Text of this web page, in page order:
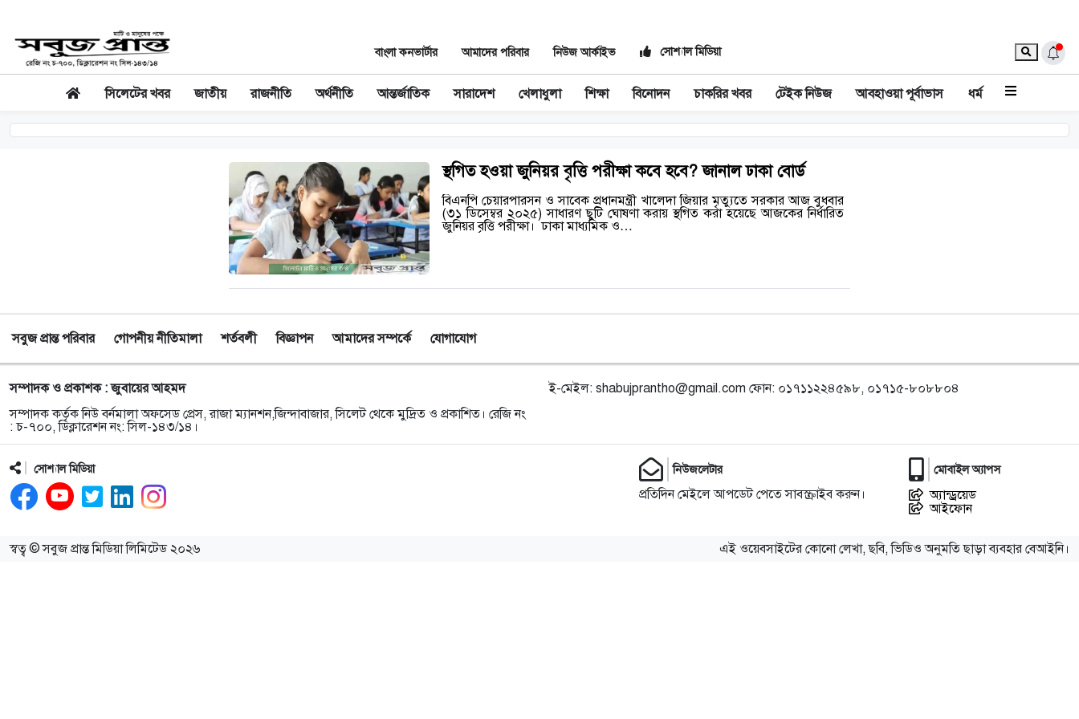
বাংলা কনভার্টার আমাদের পরিবার নিউজ আর্কাইভ সোশ্যাল মিডিয়া
সিলেটের খবর জাতীয় রাজনীতি অর্থনীতি আন্তর্জাতিক সারাদেশ খেলাধুলা শিক্ষা বিনোদন চাকরির খবর টেইক নিউজ আবহাওয়া পূর্বাভাস ধর্ম
স্থগিত হওয়া জুনিয়র বৃত্তি পরীক্ষা কবে হবে? জানাল ঢাকা বোর্ড
বিএনপি চেয়ারপারসন ও সাবেক প্রধানমন্ত্রী খালেদা জিয়ার মৃত্যুতে সরকার আজ বুধবার
(৩১ ডিসেম্বর ২০২৫) সাধারণ ছুটি ঘোষণা করায় স্থগিত করা হয়েছে আজকের নির্ধারিত
জুনিয়র বৃত্তি পরীক্ষা। ‎ ‎ঢাকা মাধ্যমিক ও…
সবুজ প্রান্ত পরিবার গোপনীয় নীতিমালা শর্তবলী বিজ্ঞাপন আমাদের সম্পর্কে যোগাযোগ
সম্পাদক ও প্রকাশক : জুবায়ের আহমদ
সম্পাদক কর্তৃক নিউ বর্নমালা অফসেড প্রেস, রাজা ম্যানশন,জিন্দাবাজার, সিলেট থেকে মুদ্রিত ও প্রকাশিত। রেজি নং
: চ-৭০০, ডিক্লারেশন নং: সিল-১৪৩/১৪।
ই-মেইল: shabujprantho@gmail.com ফোন: ০১৭১১২২৪৫৯৮, ০১৭১৫-৮০৮৮০৪
সোশ্যাল মিডিয়া নিউজলেটার
প্রতিদিন মেইলে আপডেট পেতে সাবস্ক্রাইব করুন।
মোবাইল অ্যাপস
অ্যান্ড্রয়েড
আইফোন
স্বত্ব © সবুজ প্রান্ত মিডিয়া লিমিটেড ২০২৬ এই ওয়েবসাইটের কোনো লেখা, ছবি, ভিডিও অনুমতি ছাড়া ব্যবহার বেআইনি।